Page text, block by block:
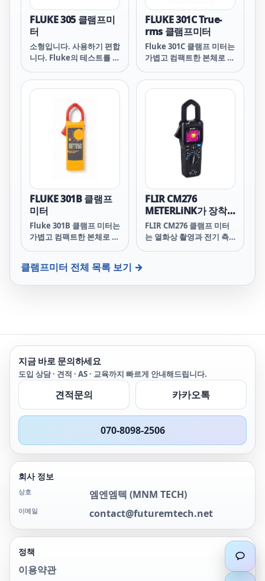
FLUKE 305 클램프미
터
소형입니다. 사용하기 편합
니다. Fluke의 테스트를 거
FLUKE 301C True-
rms 클램프미터
Fluke 301C 클램프 미터는
가볍고 컴팩트한 본체로 포
다. 가늘고 얇은 턱(Jaw)은
조밀한 와이어 사이를 쉽게
측정할 수 있습니다. Fluke
301C는 전류, 전압, 저항,
연속성, 주파수(전압 및 전
류), 커패시턴스, 다이오드
등을 테스트합니다. 이를
통해 더 많은 테스트 요구
사항을 처리할 수 있습니
다. True-rms 기능을 사용
하면 주파수 변조 신호와
같은 비선형 신호를 보다
정확하게 테스트할 수 있습
니다.
FLUKE 301B 클램프
미터
Fluke 301B 클램프 미터는
가볍고 컴팩트한 본체로 포
한 와이어 사이를 쉽게 측
Fluke 301B로 더 많은 테
스트 요구 사항을 처리할
수 있습니다.
FLIR CM276
METERLiNK가 장착
된 클램프 미터 및 열
화상 카메라
FLIR CM276 클램프 미터
는 열화상 촬영과 전기 측
을 제공합니다.
METERLiNK® 앱과의 호
지, 비디오를 빠르고 효율
적으로 캡처하여 분석, 추
세 파악, 공유할 수 있습니
클램프미터 전체 목록 보기 →
지금 바로 문의하세요
도입 상담 · 견적 · AS · 교육까지 빠르게 안내해드립니다.
견적문의 카카오톡
070-8098-2506
회사 정보
상호 엠엔엠텍 (MNM TECH)
이메일 contact@futuremtech.net
정책
이용약관